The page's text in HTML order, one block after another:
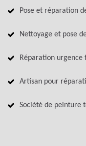
Pose et réparation
Nettoyage et pose
Réparation
Artisan pour
Société de peinture